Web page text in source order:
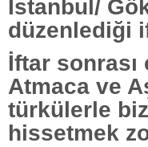
İstanbul/
düzenlediği
İftar sonrası
Atmaca ve
türkülerle
hissetmek